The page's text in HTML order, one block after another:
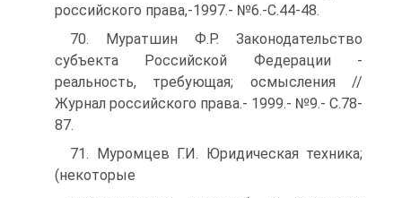
российского права,-1997.- №6.-С.44-48.
70. Муратшин Ф.Р. Законодательство
субъекта Российской Федерации -
реальность, требующая; осмысления //
Журнал российского права.- 1999.- №9.- С.78-
87.
71. Муромцев Г.И. Юридическая техника;
(некоторые